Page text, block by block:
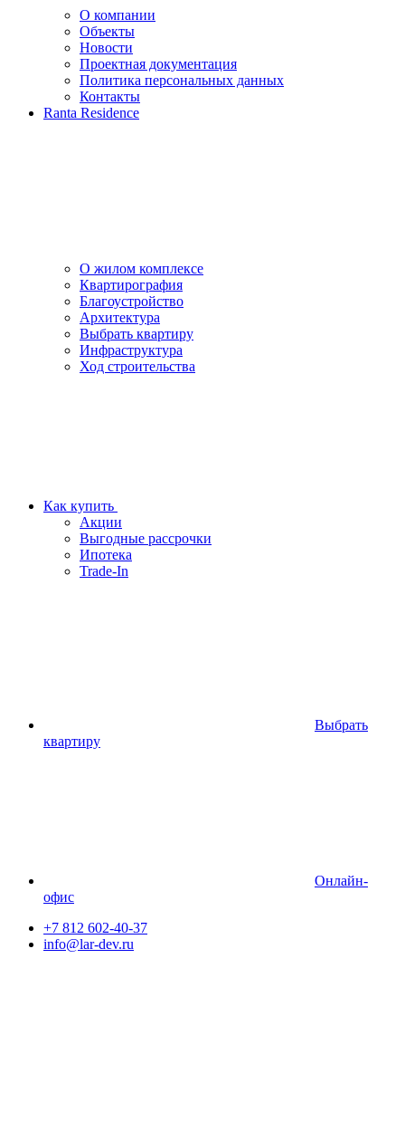
О компании
Объекты
Новости
Проектная документация
Политика персональных данных
Контакты
Ranta Residence
О жилом комплексе
Квартирография
Благоустройство
Архитектура
Выбрать квартиру
Инфраструктура
Ход строительства
Как купить
Акции
Выгодные рассрочки
Ипотека
Trade-In
Выбрать
квартиру
Онлайн-
офис
+7 812 602-40-37
info@lar-dev.ru